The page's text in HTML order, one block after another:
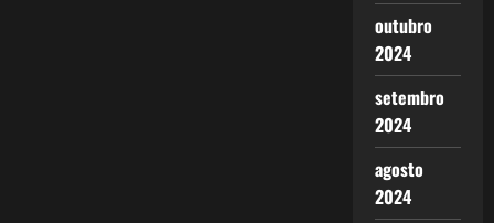
outubro
2024
setembro
2024
agosto
2024